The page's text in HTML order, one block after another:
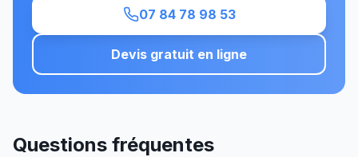
07 84 78 98 53
Devis gratuit en ligne
Questions fréquentes